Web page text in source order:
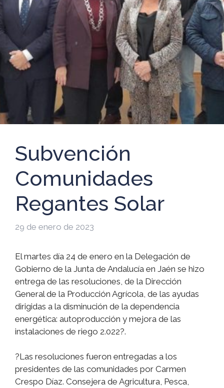
Subvención
Comunidades
Regantes Solar
29 de enero de 2023
El martes día 24 de enero en la Delegación de
Gobierno de la Junta de Andalucía en Jaén se hizo
entrega de las resoluciones, de la Dirección
General de la Producción Agrícola, de las ayudas
dirigidas a la disminución de la dependencia
energética: autoproducción y mejora de las
instalaciones de riego 2.022?.
?Las resoluciones fueron entregadas a los
presidentes de las comunidades por Carmen
Crespo Díaz. Consejera de Agricultura, Pesca,